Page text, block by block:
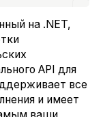
на .NET,
API для
все
и имеет